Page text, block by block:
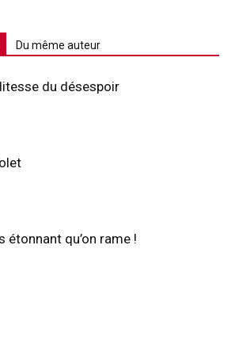
Du même auteur
du désespoir
étonnant qu’on rame !